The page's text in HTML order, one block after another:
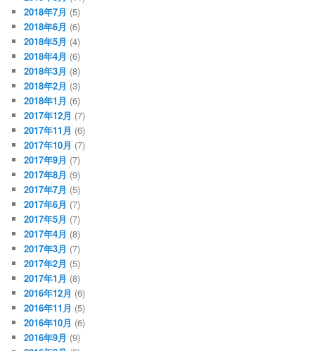
2018年7月 (5)
2018年6月 (6)
2018年5月 (4)
2018年4月 (6)
2018年3月 (8)
2018年2月 (3)
2018年1月 (6)
2017年12月 (7)
2017年11月 (6)
2017年10月 (7)
2017年9月 (7)
2017年8月 (9)
2017年7月 (5)
2017年6月 (7)
2017年5月 (7)
2017年4月 (8)
2017年3月 (7)
2017年2月 (5)
2017年1月 (8)
2016年12月 (6)
2016年11月 (5)
2016年10月 (6)
2016年9月 (9)